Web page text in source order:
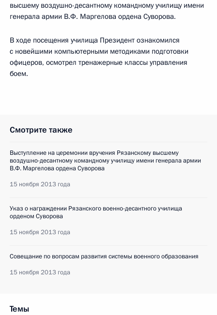
высшему воздушно-десантному командному училищу имени
генерала армии В.Ф. Маргелова ордена Суворова.
В ходе посещения училища Президент ознакомился
с новейшими компьютерными методиками подготовки
офицеров, осмотрел тренажерные классы управления
боем.
Смотрите также
Выступление на церемонии вручения Рязанскому высшему
воздушно-десантному командному училищу имени генерала армии
В.Ф. Маргелова ордена Суворова
15 ноября 2013 года
Указ о награждении Рязанского военно-десантного училища
орденом Суворова
15 ноября 2013 года
Совещание по вопросам развития системы военного образования
15 ноября 2013 года
Темы